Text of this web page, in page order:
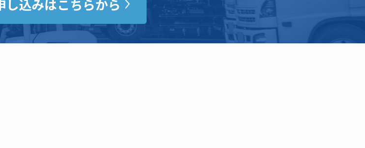
し込みはこちらから